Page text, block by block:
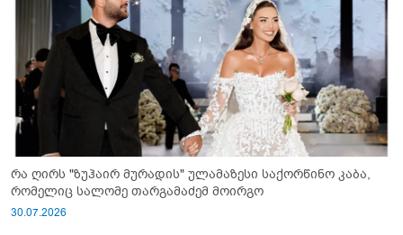
რა ღირს "ზუჰაირ მურადის" ულამაზესი საქორწინო კაბა,
რომელიც სალომე თარგამაძემ მოირგო
30.07.2026